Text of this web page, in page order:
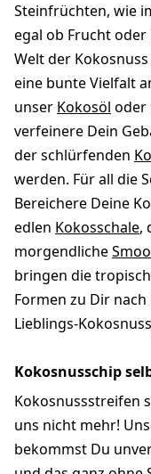
Steinfrüchten, wie
egal ob Frucht
Welt der
eine bunte Vielfalt
unser Kokosöl oder
verfeinere Dein
der schlürfenden
werden. Für all die
Bereichere Deine
edlen Kokosschale,
morgendliche
bringen die
Formen zu Dir
Lieblings-
Kokosnusschip
Kokosnussstreifen
uns nicht mehr!
bekommst Du